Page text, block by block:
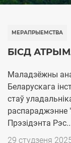
МЕРАПРЫЕМСТВА
БІСД
Маладзёжны
Беларускага
стаў
распараджэнне
Прэзідэнта
Дата
29 студзеня